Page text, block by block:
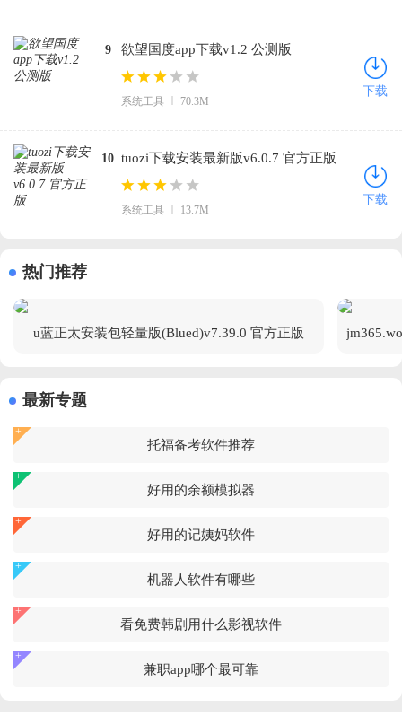
9 欲望国度app下载v1.2 公测版
系统工具 70.3M
下载
10 tuozi下载安装最新版v6.0.7 官方正版
系统工具 13.7M
下载
热门推荐
u蓝正太安装包轻量版(Blued)v7.39.0 官方正版
最新专题
托福备考软件推荐
好用的余额模拟器
好用的记姨妈软件
机器人软件有哪些
看免费韩剧用什么影视软件
兼职app哪个最可靠